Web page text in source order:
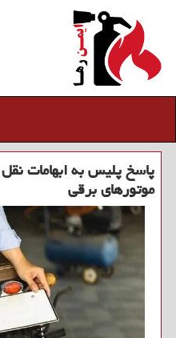
پاسخ پلیس به ابهامات نقل
موتورهای برقی